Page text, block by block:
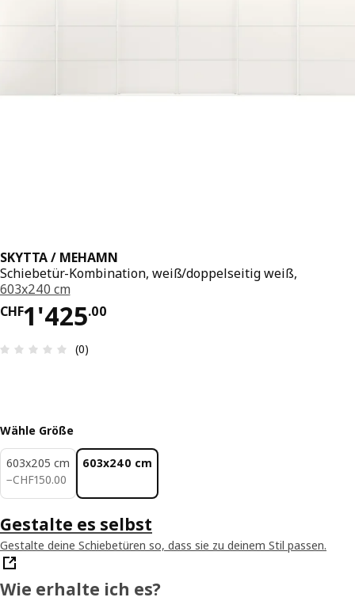
SKYTTA / MEHAMN
Schiebetür-Kombination, weiß/doppelseitig weiß,
603x240 cm
CHF1'425.00
Preis CHF 1'425.00
Bewertung: 0 von 5 Sterne Anzahl der
(0)
Wähle Größe
603x205 cm
−CHF150.00
CHF 150.00
603x240 cm
Gestalte es selbst
Gestalte deine Schiebetüren so, dass sie zu deinem Stil passen.
Wie erhalte ich es?